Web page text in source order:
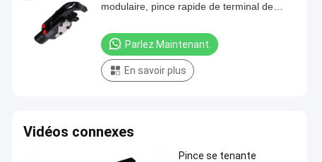
modulaire, pince rapide de terminal de
Parlez Maintenant.
En savoir plus
Vidéos connexes
Pince se tenante